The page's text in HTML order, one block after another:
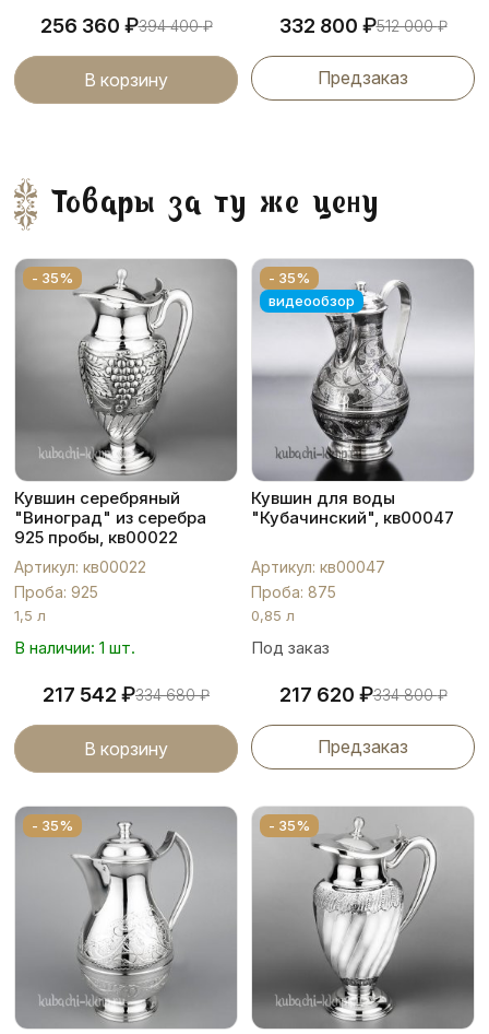
256 360 ₽394 400₽
В корзину
332 800 ₽512 000₽
Предзаказ
Товары за ту же цену
- 35%
Кувшин серебряный
"Виноград" из серебра
925 пробы, кв00022
Артикул: кв00022
Проба: 925
1,5 л
В наличии: 1 шт.
217 542 ₽334 680₽
В корзину
- 35%
видеообзор
Кувшин для воды
"Кубачинский", кв00047
Артикул: кв00047
Проба: 875
0,85 л
Под заказ
217 620 ₽334 800₽
Предзаказ
- 35% - 35%